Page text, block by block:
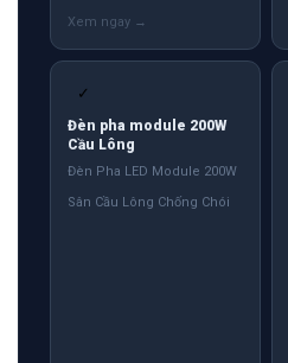
✓
Đèn pha module 200W
Cầu Lông
Đèn Pha LED Module 200W
Sân Cầu Lông Chống Chói